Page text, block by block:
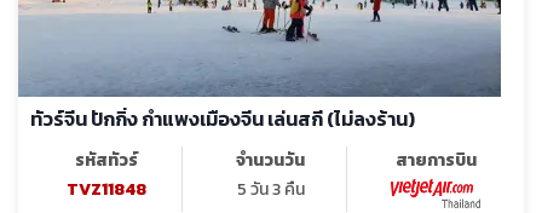
ทัวร์จีน ปักกิ่ง กำแพงเมืองจีน เล่นสกี (ไม่ลงร้าน)
รหัสทัวร์
TVZ11848
จำนวนวัน
5 วัน 3 คืน
สายการบิน